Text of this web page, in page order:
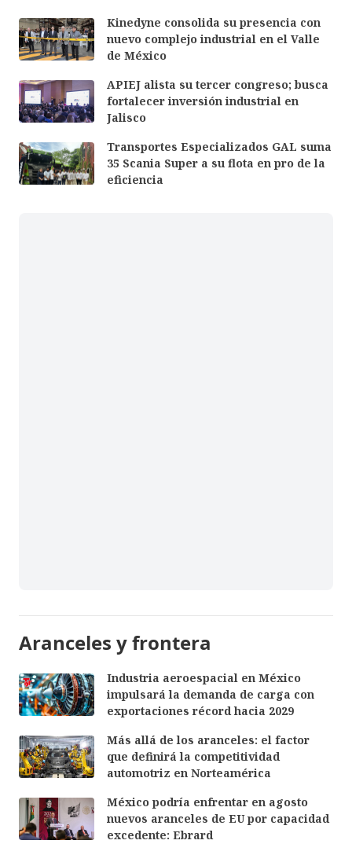
Kinedyne consolida su presencia con
nuevo complejo industrial en el Valle
de México
APIEJ alista su tercer congreso; busca
fortalecer inversión industrial en
Jalisco
Transportes Especializados GAL suma
35 Scania Super a su flota en pro de la
eficiencia
Aranceles y frontera
Industria aeroespacial en México
impulsará la demanda de carga con
exportaciones récord hacia 2029
Más allá de los aranceles: el factor
que definirá la competitividad
automotriz en Norteamérica
México podría enfrentar en agosto
nuevos aranceles de EU por capacidad
excedente: Ebrard